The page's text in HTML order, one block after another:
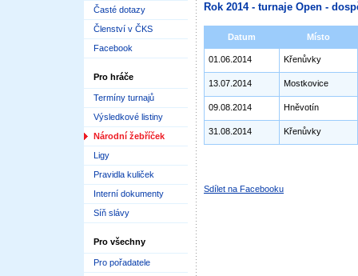
Časté dotazy
Členství v ČKS
Facebook
Pro hráče
Termíny turnajů
Výsledkové listiny
Národní žebříček
Ligy
Pravidla kuliček
Interní dokumenty
Síň slávy
Pro všechny
Pro pořadatele
Rok 2014 - turnaje Open -
Datum Místo
01.06.2014 Křenůvky
13.07.2014 Mostkovice
09.08.2014 Hněvotín
31.08.2014 Křenůvky
Sdílet na Facebooku